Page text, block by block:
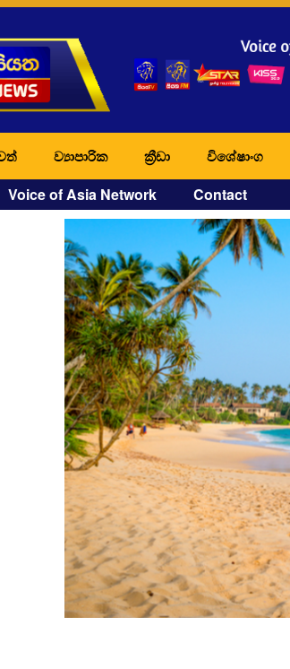
ව්‍යාපාරික ක්‍රීඩා විශේෂාංග
Voice of Asia Network Contact